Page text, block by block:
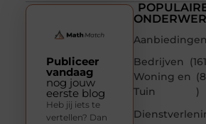
Aanbiedingen
Bedrijven
Woning en
Tuin
)
Publiceer
vandaag
nog jouw
eerste blog
Heb jij iets te
vertellen? Dan